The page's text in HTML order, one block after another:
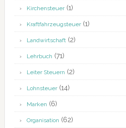
Kirchensteuer(1)
Kraftfahrzeugsteuer(1)
Landwirtschaft(2)
Lehrbuch (71)
Leiter Steuern (2)
Lohnsteuer(14)
Marken (6)
Organisation (62)